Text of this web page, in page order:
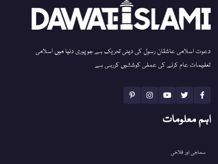
دعوت اسلامی عاشقان رسول کی دینی تحریک ہے جو پوری دنیا میں اسلامی
تعلیمات عام کرنے کی عملی کوششیں کررہی ہے
اہم معلومات
سماجی اور فلاحی